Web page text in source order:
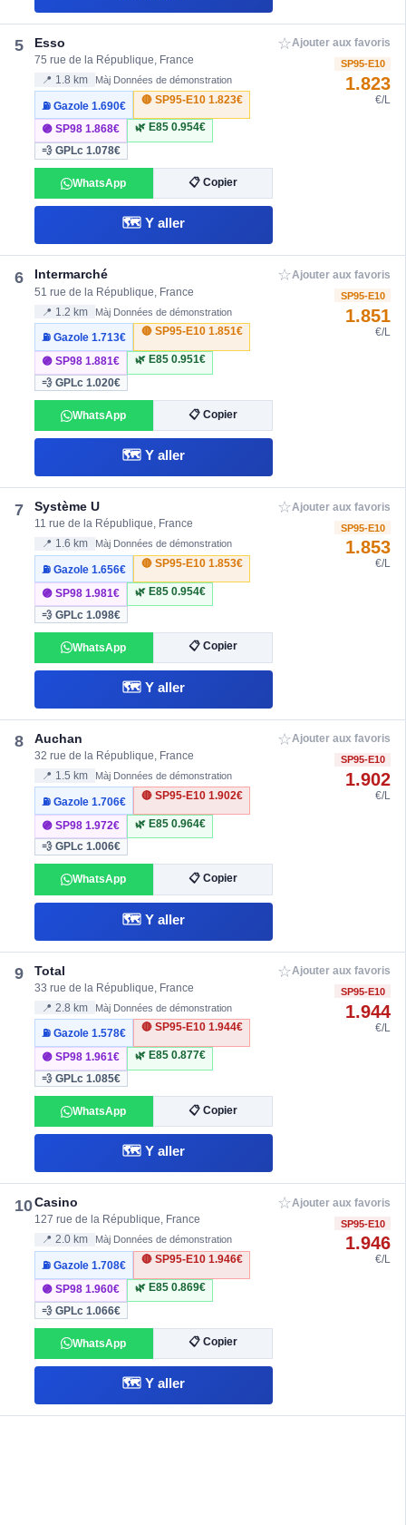
5 Esso
75 rue de la République, France
📍 1.8 km Màj Données de démonstration
⛽ Gazole1.690€
🔴 SP95-E10 1.823€
🟣 SP981.868€ 🌿 E85 0.954€
💨 GPLc1.078€
WhatsApp 📋 Copier
🗺️ Y aller
☆Ajouter aux favoris
SP95-E10
1.823
€/L
6 Intermarché
51 rue de la République, France
📍 1.2 km Màj Données de démonstration
⛽ Gazole1.713€
🔴 SP95-E10 1.851€
🟣 SP981.881€ 🌿 E85 0.951€
💨 GPLc1.020€
WhatsApp 📋 Copier
🗺️ Y aller
☆Ajouter aux favoris
SP95-E10
1.851
€/L
7 Système U
11 rue de la République, France
📍 1.6 km Màj Données de démonstration
⛽ Gazole1.656€
🔴 SP95-E10 1.853€
🟣 SP981.981€ 🌿 E85 0.954€
💨 GPLc1.098€
WhatsApp 📋 Copier
🗺️ Y aller
☆Ajouter aux favoris
SP95-E10
1.853
€/L
8 Auchan
32 rue de la République, France
📍 1.5 km Màj Données de démonstration
⛽ Gazole1.706€
🔴 SP95-E10 1.902€
🟣 SP981.972€ 🌿 E85 0.964€
💨 GPLc1.006€
WhatsApp 📋 Copier
🗺️ Y aller
☆Ajouter aux favoris
SP95-E10
1.902
€/L
9 Total
33 rue de la République, France
📍 2.8 km Màj Données de démonstration
⛽ Gazole1.578€
🔴 SP95-E10 1.944€
🟣 SP981.961€ 🌿 E85 0.877€
💨 GPLc1.085€
WhatsApp 📋 Copier
🗺️ Y aller
☆Ajouter aux favoris
SP95-E10
1.944
€/L
10Casino
127 rue de la République, France
📍 2.0 km Màj Données de démonstration
⛽ Gazole1.708€
🔴 SP95-E10 1.946€
🟣 SP981.960€ 🌿 E85 0.869€
💨 GPLc1.066€
WhatsApp 📋 Copier
🗺️ Y aller
☆Ajouter aux favoris
SP95-E10
1.946
€/L